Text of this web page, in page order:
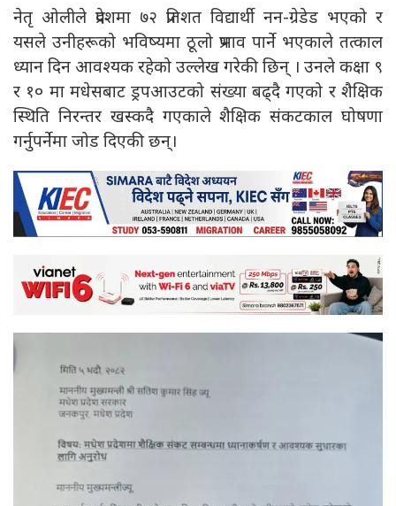
नेतृ ओलीले प्रदेशमा ७२ प्रतिशत विद्यार्थी नन-ग्रेडेड भएको र
यसले उनीहरूको भविष्यमा ठूलो प्रभाव पार्ने भएकाले तत्काल
ध्यान दिन आवश्यक रहेको उल्लेख गरेकी छिन् । उनले कक्षा ९
र १० मा मधेसबाट ड्रपआउटको संख्या बढ्दै गएको र शैक्षिक
स्थिति निरन्तर खस्कदै गएकाले शैक्षिक संकटकाल घोषणा
गर्नुपर्नेमा जोड दिएकी छन्।